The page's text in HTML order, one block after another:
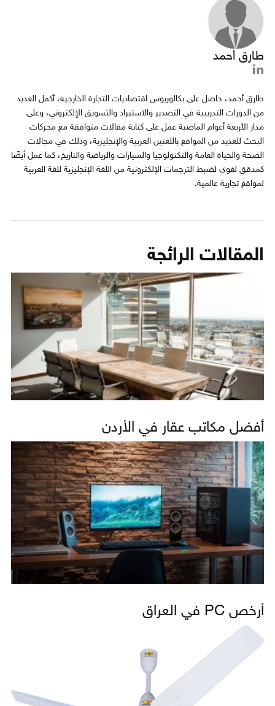
طارق أحمد
طارق أحمد، حاصل على بكالوريوس اقتصاديات التجارة الخارجية، أكمل العديد
من الدورات التدريبية في التصدير والاستيراد والتسويق الإلكتروني، وعلى
مدار الأربعة أعوام الماضية عمل على كتابة مقالات متوافقة مع محركات
البحث للعديد من المواقع باللغتين العربية والإنجليزية، وذلك في مجالات
الصحة والحياة العامة والتكنولوجيا والسيارات والرياضة والتاريخ، كما عمل أيضًا
كمدقق لغوي لضبط الترجمات الإلكترونية من اللغة الإنجليزية للغة العربية
لمواقع تجارية عالمية.
المقالات الرائجة
أفضل مكاتب عقار في الأردن
أرخص PC في العراق